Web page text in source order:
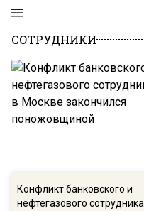
СОТРУДНИКИ
Конфликт банковского и
нефтегазового сотрудника